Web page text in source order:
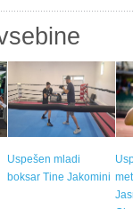
Uspešen mladi
boksar Tine Jakomini